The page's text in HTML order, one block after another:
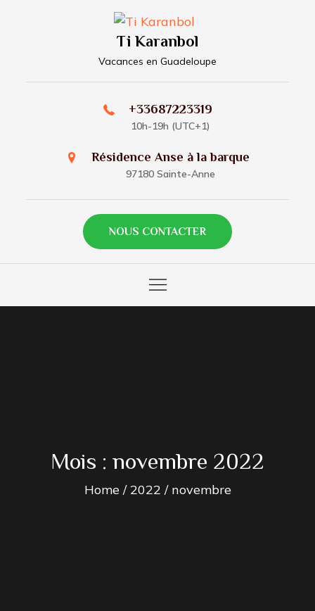
Ti Karanbol
Vacances en Guadeloupe
+33687223319
10h-19h (UTC+1)
Résidence Anse à la barque
97180 Sainte-Anne
NOUS CONTACTER
Mois : novembre 2022
Home 2022 novembre